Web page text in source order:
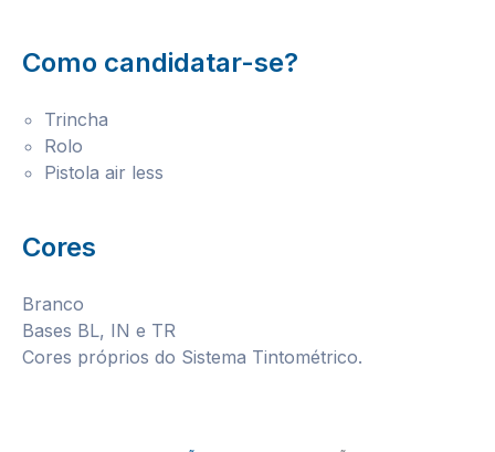
Como candidatar-se?
Trincha
Rolo
Pistola air less
Cores
Branco
Bases BL, IN e TR
Cores próprios do Sistema Tintométrico.